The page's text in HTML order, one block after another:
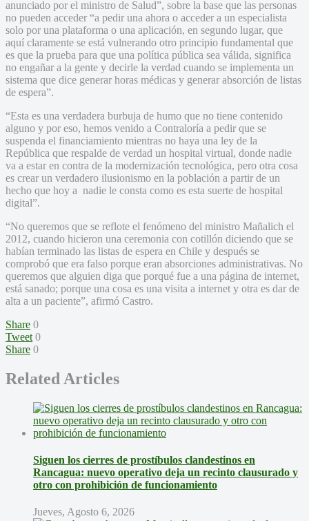
anunciado por el ministro de Salud”, sobre la base que las personas
no pueden acceder “a pedir una ahora o acceder a un especialista
solo por una plataforma o una aplicación, en segundo lugar, que
aquí claramente se está vulnerando otro principio fundamental que
es que la prueba para que una política pública sea válida, significa
no engañar a la gente y decirle la verdad cuando se implementa un
sistema que dice generar horas médicas y generar absorción de listas
de espera”.
“Esta es una verdadera burbuja de humo que no tiene contenido
alguno y por eso, hemos venido a Contraloría a pedir que se
suspenda el financiamiento mientras no haya una ley de la
República que respalde de verdad un hospital virtual, donde nadie
va a estar en contra de la modernización tecnológica, pero otra cosa
es crear un verdadero ilusionismo en la población a partir de un
hecho que hoy a nadie le consta como es esta suerte de hospital
digital”.
“No queremos que se reflote el fenómeno del ministro Mañalich el
2012, cuando hicieron una ceremonia con cotillón diciendo que se
habían terminado las listas de espera en Chile y después se
comprobó que era falso porque eran absorciones administrativas. No
queremos que alguien diga que porqué fue a una página de internet,
está sanado; porque una cosa es una visita a internet y otra es dar de
alta a un paciente”, afirmó Castro.
Share 0
Tweet 0
Share 0
Related Articles
Siguen los cierres de prostíbulos clandestinos en
Rancagua: nuevo operativo deja un recinto clausurado y
otro con prohibición de funcionamiento
Jueves, Agosto 6, 2026